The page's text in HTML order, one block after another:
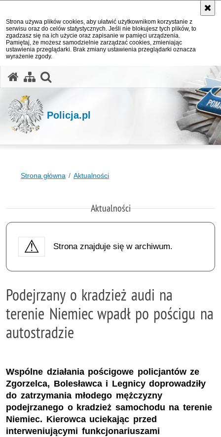
Strona używa plików cookies, aby ułatwić użytkownikom korzystanie z
serwisu oraz do celów statystycznych. Jeśli nie blokujesz tych plików, to
zgadzasz się na ich użycie oraz zapisanie w pamięci urządzenia.
Pamiętaj, że możesz samodzielnie zarządzać cookies, zmieniając
ustawienia przeglądarki. Brak zmiany ustawienia przeglądarki oznacza
wyrażenie zgody.
Policja.pl
Strona główna Aktualności
Aktualności
Strona znajduje się w archiwum.
Podejrzany o kradzież audi na
terenie Niemiec wpadł po pościgu na
autostradzie
Wspólne działania pościgowe policjantów ze
Zgorzelca, Bolesławca i Legnicy doprowadziły
do zatrzymania młodego mężczyzny
podejrzanego o kradzież samochodu na terenie
Niemiec. Kierowca uciekając przed
interweniującymi funkcjonariuszami